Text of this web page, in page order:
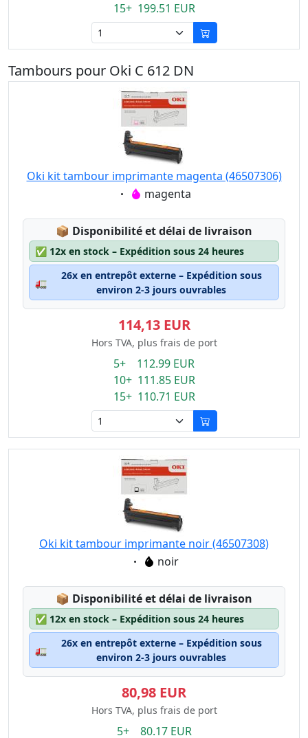
15+ 199.51 EUR
Tambours pour Oki C 612 DN
Oki kit tambour imprimante magenta (46507306)
Eigenschaft:
magenta
📦 Lagerstatus:
Disponibilité et délai de livraison
✅ 12x en stock – Expédition sous 24 heures
🚛
26x en entrepôt externe – Expédition sous
environ 2-3 jours ouvrables
114,13 EUR
Hors TVA, plus frais de port
5+ 112.99 EUR
10+ 111.85 EUR
15+ 110.71 EUR
Oki kit tambour imprimante noir (46507308)
Eigenschaft:
noir
📦 Lagerstatus:
Disponibilité et délai de livraison
✅ 12x en stock – Expédition sous 24 heures
🚛
26x en entrepôt externe – Expédition sous
environ 2-3 jours ouvrables
80,98 EUR
Hors TVA, plus frais de port
5+ 80.17 EUR